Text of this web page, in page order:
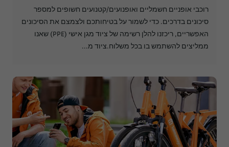
רוכבי אופניים חשמליים ואופנועים/קטנועים חשופים למספר
סיכונים בדרכים. כדי לשמור על בטיחותכם ולצמצם את הסיכונים
האפשריים, ריכזנו להלן רשימה של ציוד מגן אישי (PPE) שאנו
ממליצים להשתמש בו בכל משלוח.ציוד מ...